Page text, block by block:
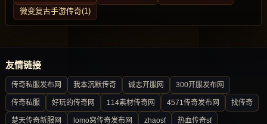
微变复古手游传奇(1)
友情链接
传奇私服发布网 我本沉默传奇 诚志开服网 300开服发布网
传奇私服 好玩的传奇网 114素材传奇网 4571传奇发布网 找传奇
楚天传奇新服网 lomo窝传奇发布网 zhaosf 热血传奇sf